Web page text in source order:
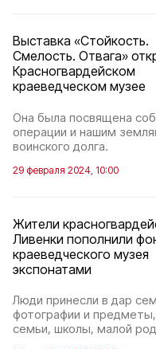
Выставка «Стойкость.
Смелость. Отвага»
Красногвардейском
краеведческом музее
Она была посвящена
операции и нашим
воинского долга.
29 февраля 2024, 10:00
Жители
Ливенки пополнили
краеведческого музея
экспонатами
Люди принесли в дар
фотографии и
семьи, школы, малой